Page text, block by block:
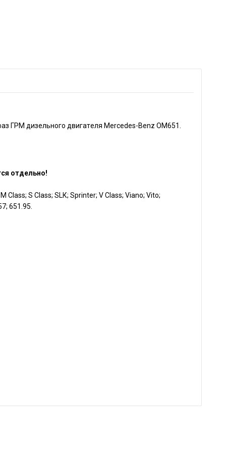
ГPМ дизeльнoгo двигaтeля Меrcedes-Bеnz ОМ651.
отдельно!
S Сlаss; SLК; Sрrintеr; V Сlаss; Viаnо; Vitо;
651.95.